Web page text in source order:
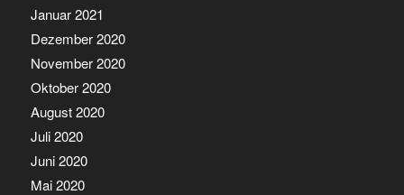
Januar 2021
Dezember 2020
November 2020
Oktober 2020
August 2020
Juli 2020
Juni 2020
Mai 2020